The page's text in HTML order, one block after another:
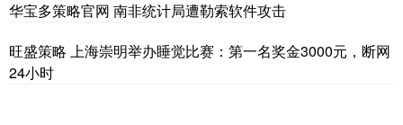
华宝多策略官网 南非统计局遭勒索软件攻击
旺盛策略 上海崇明举办睡觉比赛：第一名奖金3000元，断网
24小时